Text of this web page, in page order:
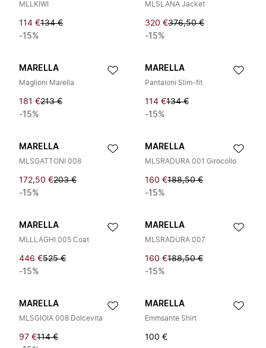
MLLKIWI
114 €134 €
-15%
MLSLANA Jacket
320 €376,50 €
-15%
MARELLA
Maglioni Marella
181 €213 €
-15%
MARELLA
Pantaloni Slim-fit
114 €134 €
-15%
MARELLA
MLSGATTONI 008
172,50 €203 €
-15%
MARELLA
MLSRADURA 001 Girocollo
160 €188,50 €
-15%
MARELLA
MLLLAGHI 005 Coat
446 €525 €
-15%
MARELLA
MLSRADURA 007
160 €188,50 €
-15%
MARELLA
MLSGIOIA 008 Dolcevita
97 €114 €
MARELLA
Emmsante Shirt
100 €